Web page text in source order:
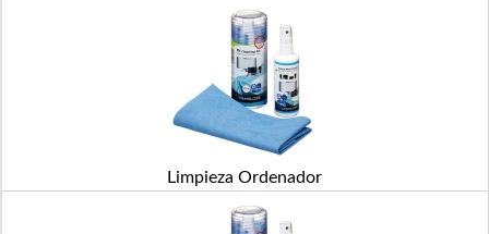
Limpieza Ordenador